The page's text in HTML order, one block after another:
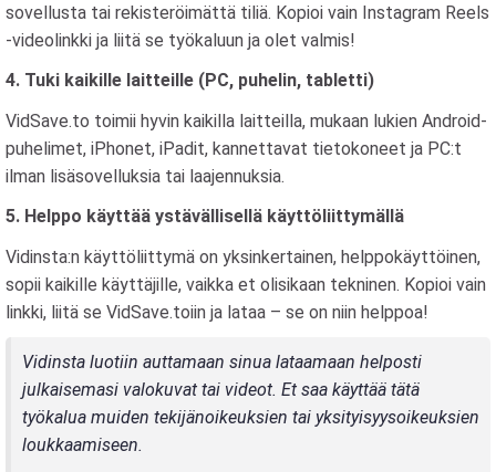
sovellusta tai rekisteröimättä tiliä. Kopioi vain Instagram Reels
-videolinkki ja liitä se työkaluun ja olet valmis!
4. Tuki kaikille laitteille (PC, puhelin, tabletti)
VidSave.to toimii hyvin kaikilla laitteilla, mukaan lukien Android-
puhelimet, iPhonet, iPadit, kannettavat tietokoneet ja PC:t
ilman lisäsovelluksia tai laajennuksia.
5. Helppo käyttää ystävällisellä käyttöliittymällä
Vidinsta:n käyttöliittymä on yksinkertainen, helppokäyttöinen,
sopii kaikille käyttäjille, vaikka et olisikaan tekninen. Kopioi vain
linkki, liitä se VidSave.toiin ja lataa – se on niin helppoa!
Vidinsta luotiin auttamaan sinua lataamaan helposti
julkaisemasi valokuvat tai videot. Et saa käyttää tätä
työkalua muiden tekijänoikeuksien tai yksityisyysoikeuksien
loukkaamiseen.